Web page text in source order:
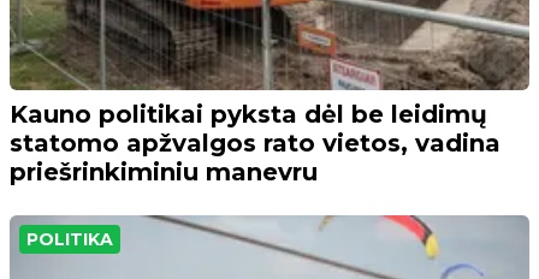
Kauno politikai pyksta dėl be leidimų
statomo apžvalgos rato vietos, vadina
priešrinkiminiu manevru
POLITIKA